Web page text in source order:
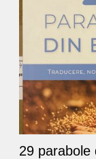
29 parabole